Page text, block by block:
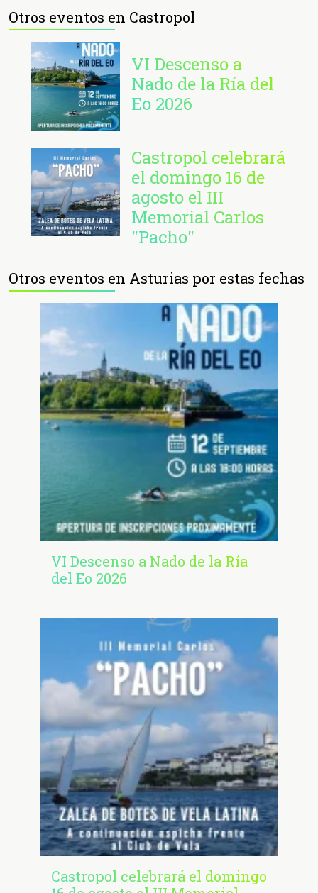
Otros eventos en Castropol
VI Descenso a
Nado de la Ría del
Eo 2026
Castropol celebrará
el domingo 16 de
agosto el III
Memorial Carlos
"Pacho"
Otros eventos en Asturias por estas fechas
VI Descenso a Nado de la Ría
del Eo 2026
Castropol celebrará el domingo